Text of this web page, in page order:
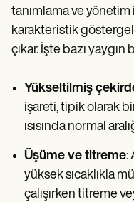
tanımlama ve
karakteristik
çıkar. İşte bazı
Yükseltilmiş
işareti, tipik olarak
ısısında normal
Üşüme ve titreme:
yüksek sıcaklıkla
çalışırken titreme